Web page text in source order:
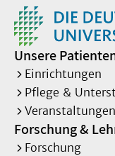
Unsere
Einrichtungen
Pflege &
Forschung &
Forschung